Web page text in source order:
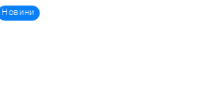
Новини